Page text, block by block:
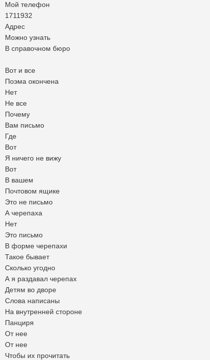
Мой телефон
1711932
Адрес
Можно узнать
В справочном бюро
Вот и все
Поэма окончена
Нет
Не все
Почему
Вам письмо
Где
Вот
Я ничего не вижу
Вот
В вашем
Почтовом ящике
Это не письмо
А черепаха
Нет
Это письмо
В форме черепахи
Такое бывает
Сколько угодно
А я раздавал черепах
Детям во дворе
Слова написаны
На внутренней стороне
Панциря
От нее
От нее
Чтобы их прочитать